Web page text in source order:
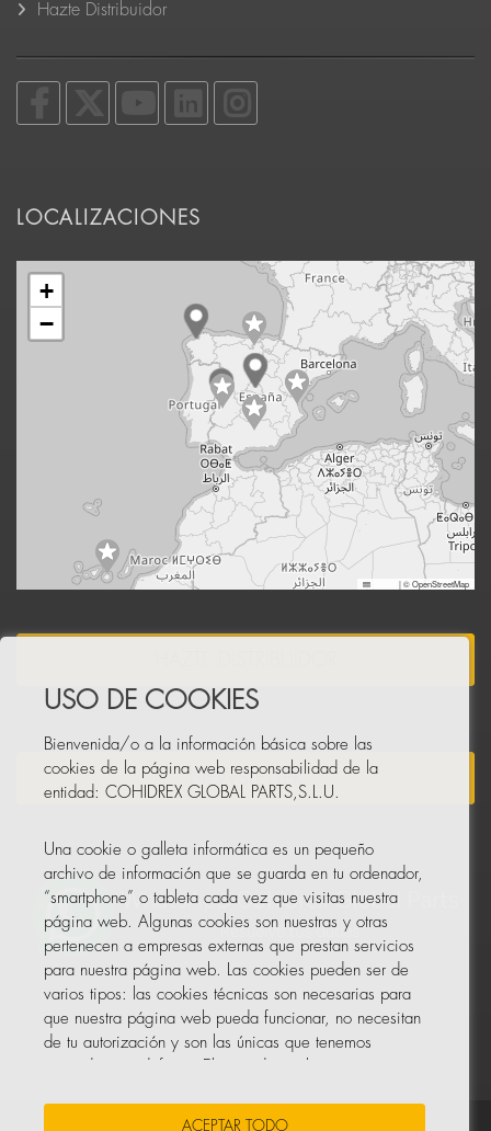
Hazte Distribuidor
LOCALIZACIONES
+
−
|© OpenStreetMap
NEWSLETTER
USO DE COOKIES
Bienvenida/o a la información básica sobre las
cookies de la página web responsabilidad de la
entidad: COHIDREX GLOBAL PARTS,S.L.U.
Una cookie o galleta informática es un pequeño
archivo de información que se guarda en tu ordenador,
“smartphone” o tableta cada vez que visitas nuestra
página web. Algunas cookies son nuestras y otras
pertenecen a empresas externas que prestan servicios
para nuestra página web. Las cookies pueden ser de
varios tipos: las cookies técnicas son necesarias para
que nuestra página web pueda funcionar, no necesitan
de tu autorización y son las únicas que tenemos
ACEPTAR TODO